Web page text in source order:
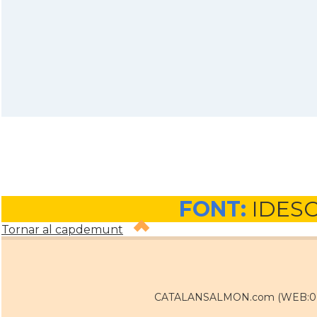
FONT:
Tornar al capdemunt
CATALANSALMON.com